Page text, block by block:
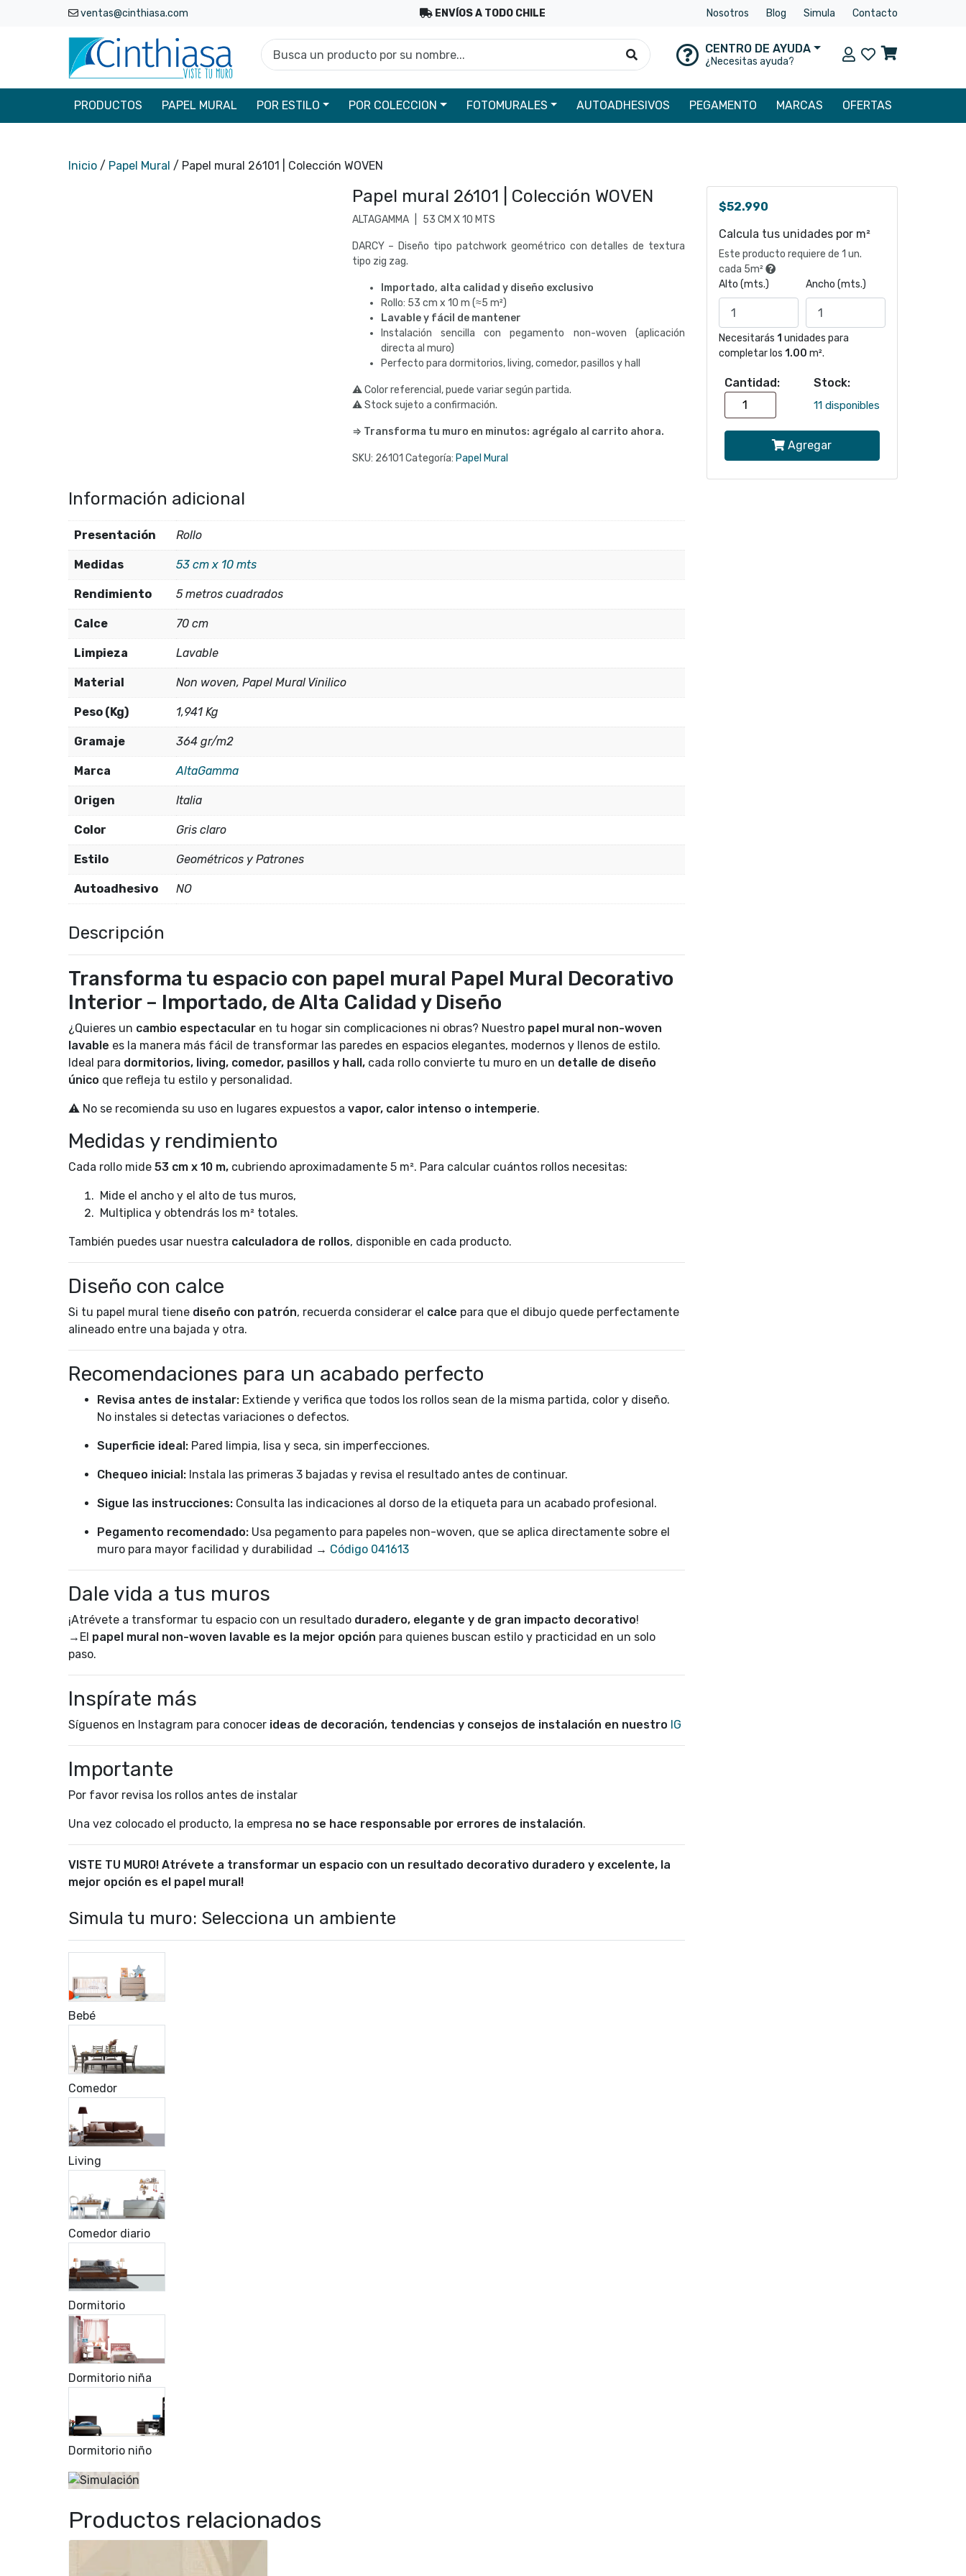
ventas@cinthiasa.com ENVÍOS A TODO CHILE Nosotros Blog Simula Contacto
Busca un producto por su nombre... Buscar CENTRO DE AYUDA
¿Necesitas ayuda?
Mi cuenta
PRODUCTOS PAPEL MURAL POR ESTILO POR COLECCION FOTOMURALES AUTOADHESIVOS PEGAMENTO MARCAS OFERTAS
Inicio / Papel Mural / Papel mural 26101 | Colección WOVEN
Papel mural 26101 | Colección WOVEN
ALTAGAMMA 53 CM X 10 MTS
DARCY – Diseño tipo patchwork geométrico con detalles de textura
tipo zig zag.
Importado, alta calidad y diseño exclusivo
Rollo: 53 cm x 10 m (≈5 m²)
Lavable y fácil de mantener
Instalación sencilla con pegamento non-woven (aplicación
directa al muro)
Perfecto para dormitorios, living, comedor, pasillos y hall
⚠ Color referencial, puede variar según partida.
⚠ Stock sujeto a confirmación.
⇒ Transforma tu muro en minutos: agrégalo al carrito ahora.
SKU: 26101 Categoría: Papel Mural
$52.990
Calcula tus unidades por m²
Este producto requiere de 1 un.
cada 5m²
Alto (mts.)
Ancho (mts.)
Necesitarás 1 unidades para
completar los 1.00 m².
Cantidad:
Papel
Stock:
11 disponibles
Agregar
Información adicional
Presentación Rollo
Medidas 53 cm x 10 mts
Rendimiento 5 metros cuadrados
Calce 70 cm
Limpieza Lavable
Material Non woven, Papel Mural Vinilico
Peso (Kg) 1,941 Kg
Gramaje 364 gr/m2
Marca AltaGamma
Origen Italia
Color Gris claro
Estilo Geométricos y Patrones
Autoadhesivo NO
Descripción
Transforma tu espacio con papel mural Papel Mural Decorativo
Interior – Importado, de Alta Calidad y Diseño
¿Quieres un cambio espectacular en tu hogar sin complicaciones ni obras? Nuestro papel mural non-woven
lavable es la manera más fácil de transformar las paredes en espacios elegantes, modernos y llenos de estilo.
Ideal para dormitorios, living, comedor, pasillos y hall, cada rollo convierte tu muro en un detalle de diseño
único que refleja tu estilo y personalidad.
⚠️ No se recomienda su uso en lugares expuestos a vapor, calor intenso o intemperie.
Medidas y rendimiento
Cada rollo mide 53 cm x 10 m, cubriendo aproximadamente 5 m². Para calcular cuántos rollos necesitas:
Mide el ancho y el alto de tus muros,
Multiplica y obtendrás los m² totales.
También puedes usar nuestra calculadora de rollos, disponible en cada producto.
Diseño con calce
Si tu papel mural tiene diseño con patrón, recuerda considerar el calce para que el dibujo quede perfectamente
alineado entre una bajada y otra.
Recomendaciones para un acabado perfecto
Revisa antes de instalar: Extiende y verifica que todos los rollos sean de la misma partida, color y diseño.
No instales si detectas variaciones o defectos.
Superficie ideal: Pared limpia, lisa y seca, sin imperfecciones.
Chequeo inicial: Instala las primeras 3 bajadas y revisa el resultado antes de continuar.
Sigue las instrucciones: Consulta las indicaciones al dorso de la etiqueta para un acabado profesional.
Pegamento recomendado: Usa pegamento para papeles non-woven, que se aplica directamente sobre el
muro para mayor facilidad y durabilidad → Código 041613
Dale vida a tus muros
¡Atrévete a transformar tu espacio con un resultado duradero, elegante y de gran impacto decorativo!
→El papel mural non-woven lavable es la mejor opción para quienes buscan estilo y practicidad en un solo
paso.
Inspírate más
Síguenos en Instagram para conocer ideas de decoración, tendencias y consejos de instalación en nuestro IG
Importante
Por favor revisa los rollos antes de instalar
Una vez colocado el producto, la empresa no se hace responsable por errores de instalación.
VISTE TU MURO! Atrévete a transformar un espacio con un resultado decorativo duradero y excelente, la
mejor opción es el papel mural!
Simula tu muro: Selecciona un ambiente
Bebé
Comedor
Living
Comedor diario
Dormitorio
Dormitorio niña
Dormitorio niño
Productos relacionados